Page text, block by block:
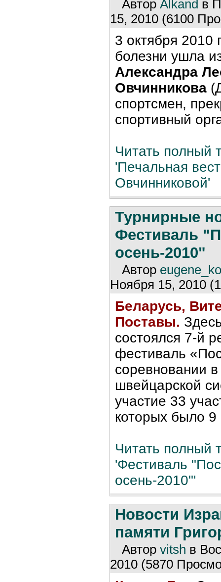
Автор Alkand в
15, 2010 (6100
3 октября 2010
болезни ушла
Александра
Овчинникова
спортсмен,
спортивный
Читать полный
'Печальная
Овчинниковой'
Турнирные
Фестиваль
осень-2010"
Автор
Ноября 15, 2010
Беларусь,
Поставы.
состоялся 7-й
фестиваль
соревновании
швейцарской
участие 33
которых было 9
Читать полный
'Фестиваль
осень-2010"'
Новости
памяти
Автор vitsh в
2010 (5870